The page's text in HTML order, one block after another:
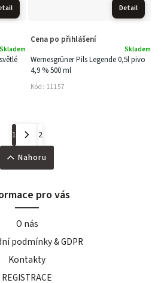
Skladem
Detail
Wernesgrüner Pils Legende 0,5l pivo
4,9 % 500 ml
Skladem
Cena po přihlášení
Kód: 11157
1
2
Nahoru
pro vás
O nás
podmínky & GDPR
Kontakty
REGISTRACE